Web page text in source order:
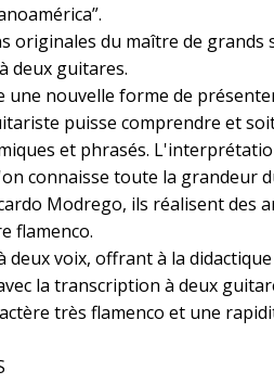
originales du maître de grands
deux guitares.
une nouvelle forme de
puisse comprendre et
et phrasés.
connaisse toute la grandeur
Modrego, ils réalisent
flamenco.
deux voix, offrant à la
la transcription à deux
très flamenco et une